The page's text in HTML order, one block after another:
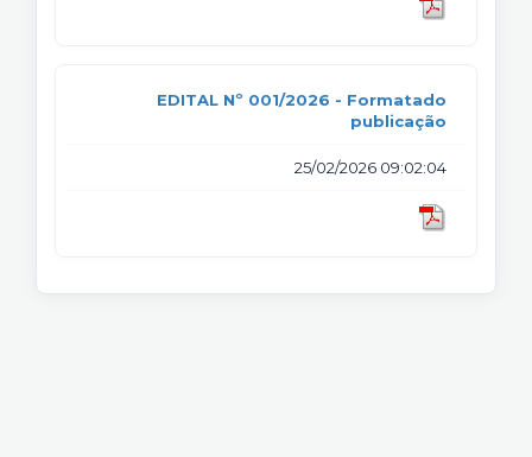
EDITAL Nº 001/2026 - Formatado
publicação
25/02/2026 09:02:04